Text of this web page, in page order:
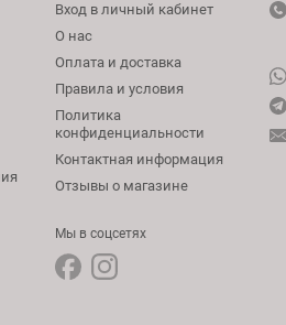
Вход в личный кабинет
О нас
Оплата и доставка
Правила и условия
Политика
конфиденциальности
Контактная информация
Отзывы о магазине
Мы в соцсетях